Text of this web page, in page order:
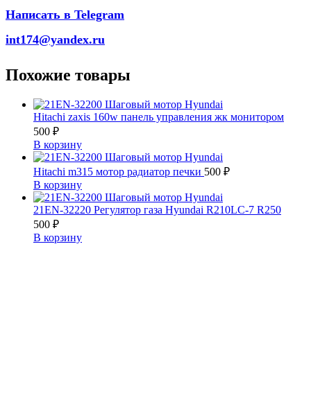
Написать в Telegram
int174@yandex.ru
Похожие товары
Hitachi zaxis 160w панель управления жк монитором
500 ₽
В корзину
Hitachi m315 мотор радиатор печки 500 ₽
В корзину
21EN-32220 Регулятор газа Hyundai R210LC-7 R250
500 ₽
В корзину